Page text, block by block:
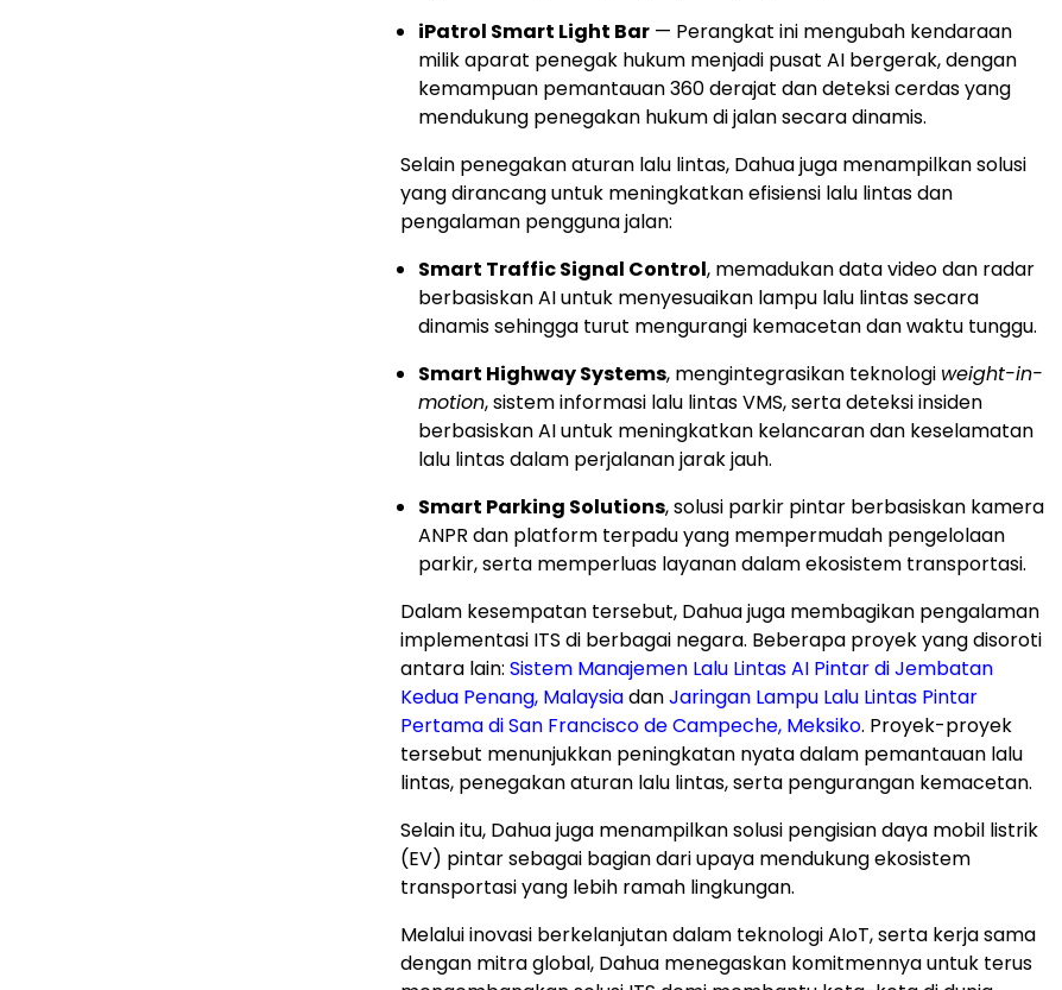
iPatrol Smart Light Bar — Perangkat ini mengubah kendaraan
milik aparat penegak hukum menjadi pusat AI bergerak, dengan
kemampuan pemantauan 360 derajat dan deteksi cerdas yang
mendukung penegakan hukum di jalan secara dinamis.
Selain penegakan aturan lalu lintas, Dahua juga menampilkan solusi
yang dirancang untuk meningkatkan efisiensi lalu lintas dan
pengalaman pengguna jalan:
Smart Traffic Signal Control, memadukan data video dan radar
berbasiskan AI untuk menyesuaikan lampu lalu lintas secara
dinamis sehingga turut mengurangi kemacetan dan waktu tunggu.
Smart Highway Systems, mengintegrasikan teknologi weight-in-
motion, sistem informasi lalu lintas VMS, serta deteksi insiden
berbasiskan AI untuk meningkatkan kelancaran dan keselamatan
lalu lintas dalam perjalanan jarak jauh.
Smart Parking Solutions, solusi parkir pintar berbasiskan kamera
ANPR dan platform terpadu yang mempermudah pengelolaan
parkir, serta memperluas layanan dalam ekosistem transportasi.
Dalam kesempatan tersebut, Dahua juga membagikan pengalaman
implementasi ITS di berbagai negara. Beberapa proyek yang disoroti
antara lain: Sistem Manajemen Lalu Lintas AI Pintar di Jembatan
Kedua Penang, MalaysiadanJaringan Lampu Lalu Lintas Pintar
Pertama di San Francisco de Campeche, Meksiko. Proyek-proyek
tersebut menunjukkan peningkatan nyata dalam pemantauan lalu
lintas, penegakan aturan lalu lintas, serta pengurangan kemacetan.
Selain itu, Dahua juga menampilkan solusi pengisian daya mobil listrik
(EV) pintar sebagai bagian dari upaya mendukung ekosistem
transportasi yang lebih ramah lingkungan.
Melalui inovasi berkelanjutan dalam teknologi AIoT, serta kerja sama
dengan mitra global, Dahua menegaskan komitmennya untuk terus